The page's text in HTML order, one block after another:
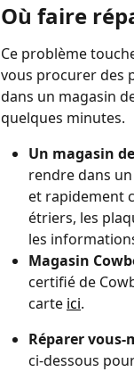
Où faire
Ce problème
vous procurer des
dans un magasin
quelques minutes.
Un magasin
rendre dans
et rapidement
étriers, les
les
Magasin
certifié de
carte ici.
Réparer vous-
ci-dessous